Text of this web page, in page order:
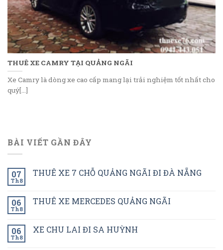
THUÊ XE CAMRY TẠI QUẢNG NGÃI
Xe Camry là dòng xe cao cấp mang lại trải nghiệm tốt nhất cho
quý[...]
BÀI VIẾT GẦN ĐÂY
07
Th8
THUÊ XE 7 CHỖ QUẢNG NGÃI ĐI ĐÀ NẴNG
06
Th8
THUÊ XE MERCEDES QUẢNG NGÃI
06
Th8
XE CHU LAI ĐI SA HUỲNH